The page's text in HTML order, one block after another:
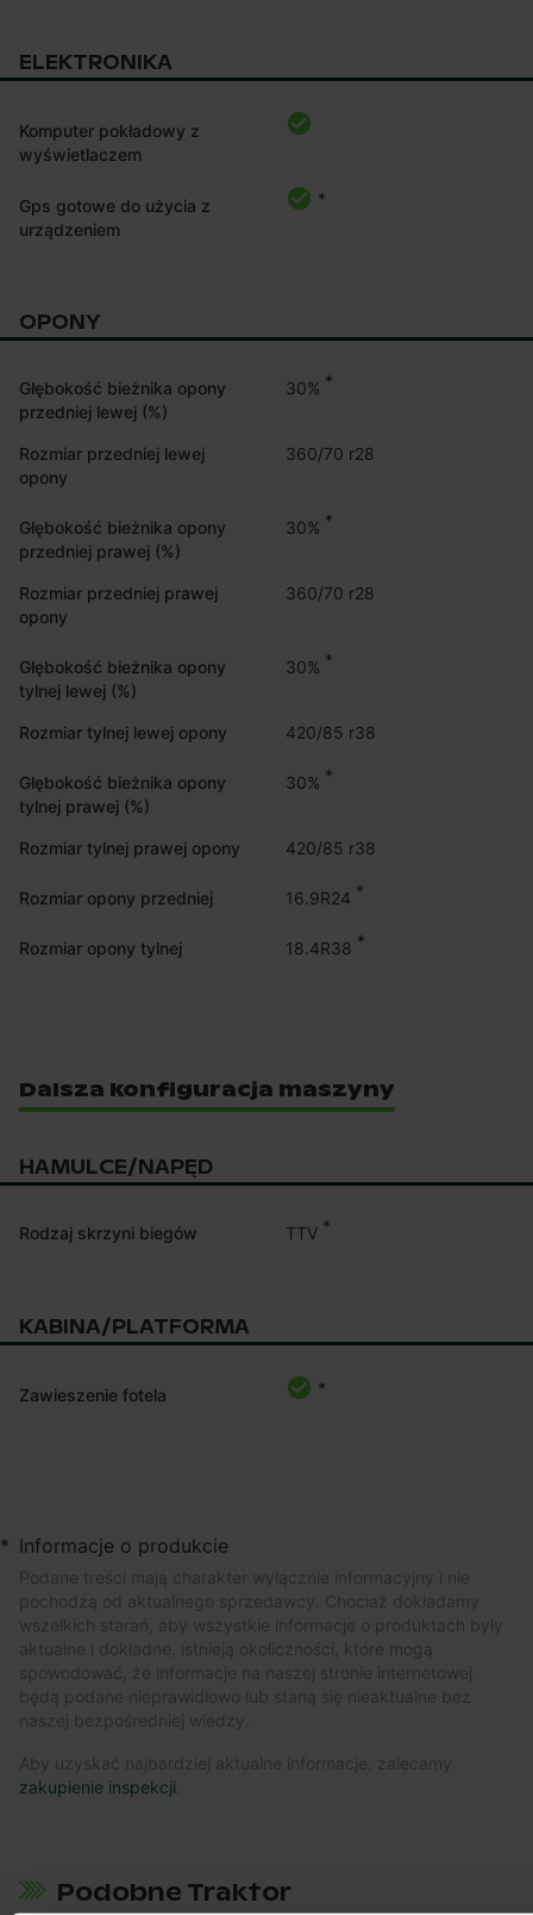
ELEKTRONIKA
Komputer pokładowy z
wyświetlaczem
Gps gotowe do użycia z
urządzeniem
*
OPONY
Głębokość bieżnika opony
przedniej lewej (%)
30% *
Rozmiar przedniej lewej
opony
360/70 r28
Głębokość bieżnika opony
przedniej prawej (%)
30% *
Rozmiar przedniej prawej
opony
360/70 r28
Głębokość bieżnika opony
tylnej lewej (%)
30% *
Rozmiar tylnej lewej opony 420/85 r38
Głębokość bieżnika opony
tylnej prawej (%)
30% *
Rozmiar tylnej prawej opony 420/85 r38
Rozmiar opony przedniej 16.9R24 *
Rozmiar opony tylnej 18.4R38 *
Dalsza konfiguracja maszyny
HAMULCE/NAPĘD
Rodzaj skrzyni biegów TTV *
KABINA/PLATFORMA
Zawieszenie fotela *
* Informacje o produkcie
Podane treści mają charakter wyłącznie informacyjny i nie
pochodzą od aktualnego sprzedawcy. Chociaż dokładamy
wszelkich starań, aby wszystkie informacje o produktach były
aktualne i dokładne, istnieją okoliczności, które mogą
spowodować, że informacje na naszej stronie internetowej
będą podane nieprawidłowo lub staną się nieaktualne bez
naszej bezpośredniej wiedzy.
Aby uzyskać najbardziej aktualne informacje, zalecamy
zakupienie inspekcji
Podobne Traktor